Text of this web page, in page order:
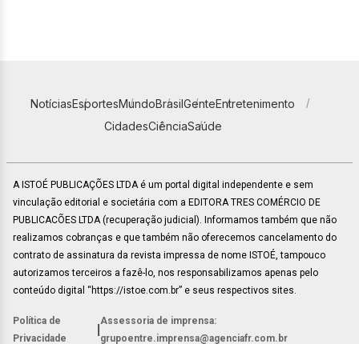
NotíciasEsportesMundoBrasilGenteEntretenimento
CidadesCiênciaSaúde
A ISTOÉ PUBLICAÇÕES LTDA é um portal digital independente e sem
vinculação editorial e societária com a EDITORA TRES COMÉRCIO DE
PUBLICACÕES LTDA (recuperação judicial). Informamos também que não
realizamos cobranças e que também não oferecemos cancelamento do
contrato de assinatura da revista impressa de nome ISTOÉ, tampouco
autorizamos terceiros a fazê-lo, nos responsabilizamos apenas pelo
conteúdo digital “https://istoe.com.br” e seus respectivos sites.
Política de
Privacidade
Assessoria de imprensa:
grupoentre.imprensa@agenciafr.com.br